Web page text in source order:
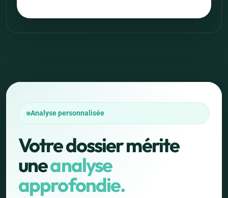
Analyse personnalisée
Votre dossier mérite
uneanalyse
approfondie.